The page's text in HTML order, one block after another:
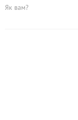
Як вам?